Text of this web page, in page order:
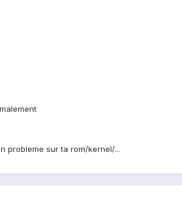
probleme sur ta rom/kernel/...